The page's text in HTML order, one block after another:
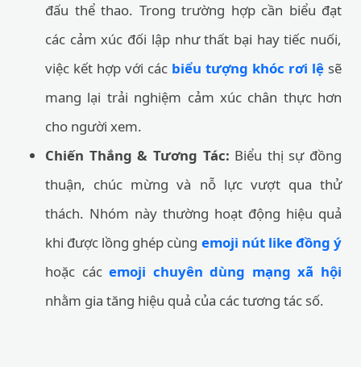
đấu thể thao. Trong trường hợp cần biểu đạt
các cảm xúc đối lập như thất bại hay tiếc nuối,
việc kết hợp với các biểu tượng khóc rơi lệ sẽ
mang lại trải nghiệm cảm xúc chân thực hơn
cho người xem.
Chiến Thắng & Tương Tác: Biểu thị sự đồng
thuận, chúc mừng và nỗ lực vượt qua thử
thách. Nhóm này thường hoạt động hiệu quả
khi được lồng ghép cùng emoji nút like đồng ý
hoặc cácemoji chuyên dùng mạng xã hội
nhằm gia tăng hiệu quả của các tương tác số.